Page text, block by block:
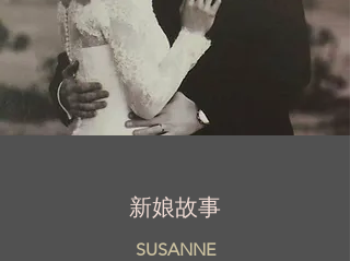
新娘故事
SUSANNE